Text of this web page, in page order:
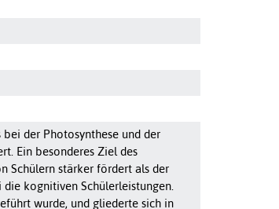
der Photosynthese und der
Ein besonderes Ziel des
Schülern stärker fördert als der
kognitiven Schülerleistungen.
wurde, und gliederte sich in